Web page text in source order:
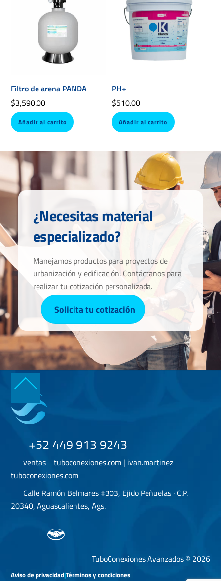
Filtro de arena PANDA
$3,590.00
Añadir al carrito
PH+
$510.00
Añadir al carrito
¿Necesitas material
especializado?
Manejamos productos para proyectos de
urbanización y edificación. Contáctanos para
realizar tu cotización personalizada.
Solicita tu cotización
Back
Top
+52 449 913 9243
ventas
tuboconexiones.com | ivan.martinez
tuboconexiones.com
Calle Ramón Belmares #303, Ejido Peñuelas · C.P.
20340, Aguascalientes, Ags.
TuboConexiones Avanzados © 2026
Aviso de privacidad|Términos y condiciones